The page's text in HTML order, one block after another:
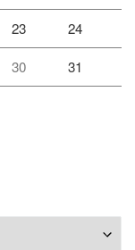
23 24
30
31